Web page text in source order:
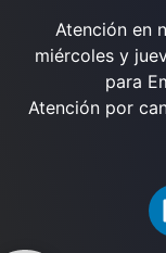
Atención en
miércoles y
para
Atención por